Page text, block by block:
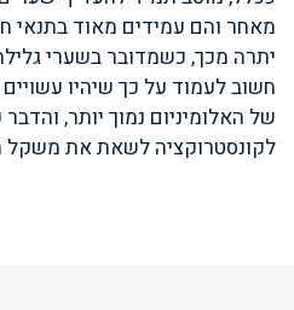
מאחר והם עמידים מאוד בתנאי
יתרה מכך, כשמדובר בשערי
חשוב לעמוד על כך שיהיו
של האלומיניום נמוך יותר,
לקונסטרוקציה לשאת את